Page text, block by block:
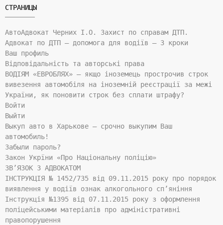
СТРАНИЦЫ
АвтоАдвокат Черних І.О. Захист по справам ДТП.
Адвокат по ДТП — допомога для водіїв — 3 кроки
Ваш профиль
Відповідальність та авторські права
ВОДІЯМ «ЕВРОБЛЯХ» — якщо іноземець прострочив строк
вивезення автомобіля на іноземній реєстрації за межі
України, як поновити строк без сплати штрафу?
Войти
Выйти
Выкуп авто в Харькове – срочно выкупим Ваш
автомобиль!
Забыли пароль?
Закон Укрїни «Про Національну поліцію»
ЗВ’ЯЗОК З АДВОКАТОМ
ІНСТРУКЦІЯ № 1452/735 від 09.11.2015 року про порядок
виявлення у водіїв ознак алкогольного сп’яніння
Інструкція №1395 від 07.11.2015 року з оформлення
поліцейськими матеріалів про адміністративні
правопорушення